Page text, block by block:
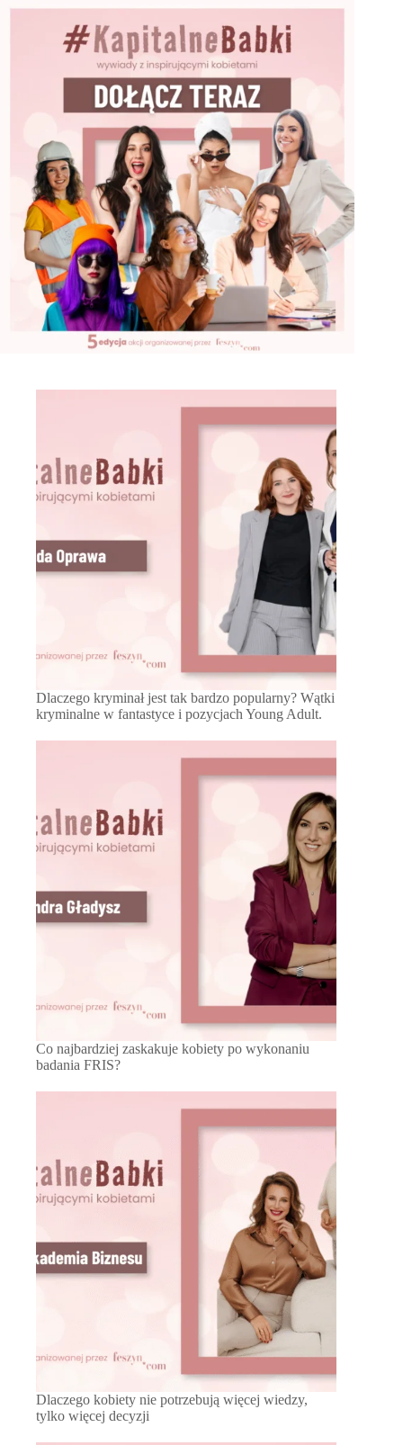
Dlaczego kryminał jest tak bardzo popularny? Wątki
kryminalne w fantastyce i pozycjach Young Adult.
Co najbardziej zaskakuje kobiety po wykonaniu
badania FRIS?
Dlaczego kobiety nie potrzebują więcej wiedzy,
tylko więcej decyzji